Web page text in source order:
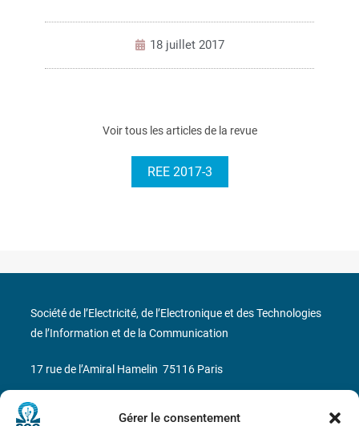
Gérer le consentement
18 juillet 2017
Voir tous les articles de la revue
REE 2017-3
Société de l’Electricité, de l’Electronique et des Technologies
de l’Information et de la Communication
17 rue de l’Amiral Hamelin 75116 Paris
Métro : « Boissière » Ligne 6 et « Iéna » Ligne 9